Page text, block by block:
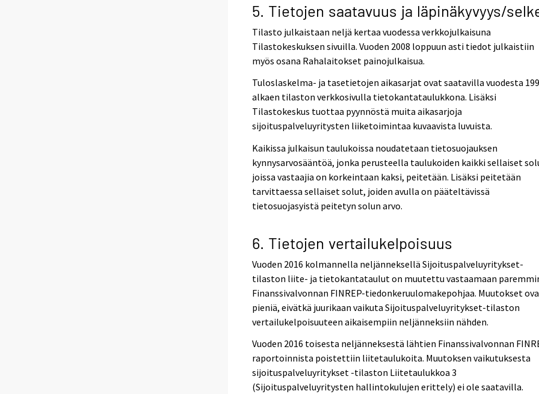
5. Tietojen saatavuus ja läpinäkyvyys/
Tilasto julkaistaan neljä kertaa vuodessa verkkojulkaisuna
Tilastokeskuksen sivuilla. Vuoden 2008 loppuun asti tiedot julkaistiin
myös osana Rahalaitokset painojulkaisua.
Tuloslaskelma- ja tasetietojen aikasarjat ovat saatavilla vuodesta
alkaen tilaston verkkosivulla tietokantataulukkona. Lisäksi
Tilastokeskus tuottaa pyynnöstä muita aikasarjoja
sijoituspalveluyritysten liiketoimintaa kuvaavista luvuista.
Kaikissa julkaisun taulukoissa noudatetaan tietosuojauksen
kynnysarvosääntöä, jonka perusteella taulukoiden kaikki sellaiset
joissa vastaajia on korkeintaan kaksi, peitetään. Lisäksi peitetään
tarvittaessa sellaiset solut, joiden avulla on pääteltävissä
tietosuojasyistä peitetyn solun arvo.
6. Tietojen vertailukelpoisuus
Vuoden 2016 kolmannella neljänneksellä Sijoituspalveluyritykset-
tilaston liite- ja tietokantataulut on muutettu vastaamaan
Finanssivalvonnan FINREP-tiedonkeruulomakepohjaa. Muutokset
pieniä, eivätkä juurikaan vaikuta Sijoituspalveluyritykset-tilaston
vertailukelpoisuuteen aikaisempiin neljänneksiin nähden.
Vuoden 2016 toisesta neljänneksestä lähtien Finanssivalvonnan
raportoinnista poistettiin liitetaulukoita. Muutoksen vaikutuksesta
sijoituspalveluyritykset -tilaston Liitetaulukkoa 3
(Sijoituspalveluyritysten hallintokulujen erittely) ei ole saatavilla.